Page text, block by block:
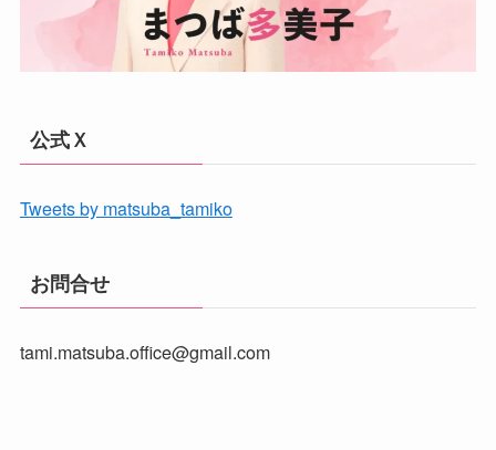
公式Ｘ
Tweets by matsuba_tamiko
お問合せ
tami.matsuba.office@gmail.com